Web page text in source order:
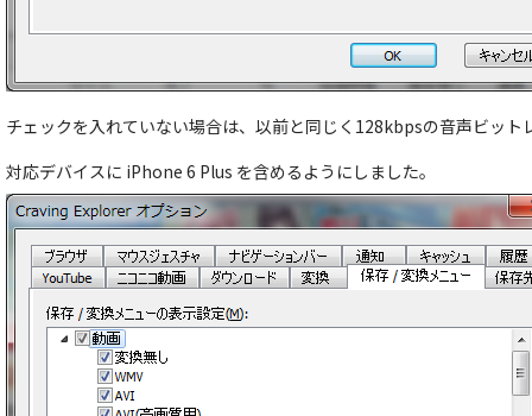
チェックを入れていない場合は、以前と同じく128kbpsの音声ビット
対応デバイスに iPhone 6 Plus を含めるようにしました。